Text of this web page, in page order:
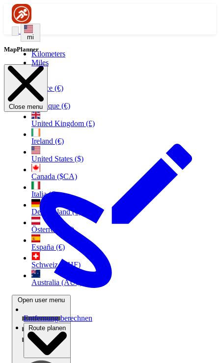
mi
Kilometers
Miles
France (€)
Belgique (€)
United Kingdom (£)
Ireland (€)
United States ($)
Canada ($CA)
Italia (€)
Deutschland (€)
Österreich (€)
España (€)
Schweiz (CHF)
Australia (AU$)
Open user menu
MapPlanner
Close menu
Entfernung berechnen
Route planen